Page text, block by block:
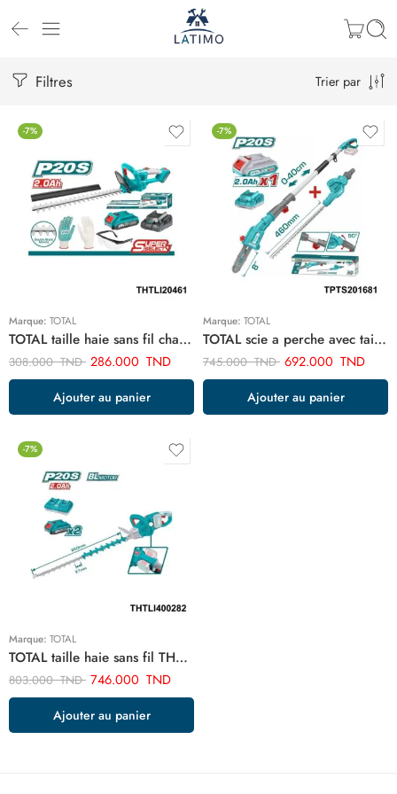
Filtres Trier par
-7%
Marque: TOTAL
TOTAL taille haie sans fil chargeable 20v lame 460mm THTLI20461
308.000TND 286.000 TND
Ajouter au panier
-7%
Marque: TOTAL
TOTAL scie a perche avec taille haie sans fil TPTS201681
745.000TND 692.000 TND
Ajouter au panier
-7%
Marque: TOTAL
TOTAL taille haie sans fil THTLI400282
803.000TND 746.000 TND
Ajouter au panier